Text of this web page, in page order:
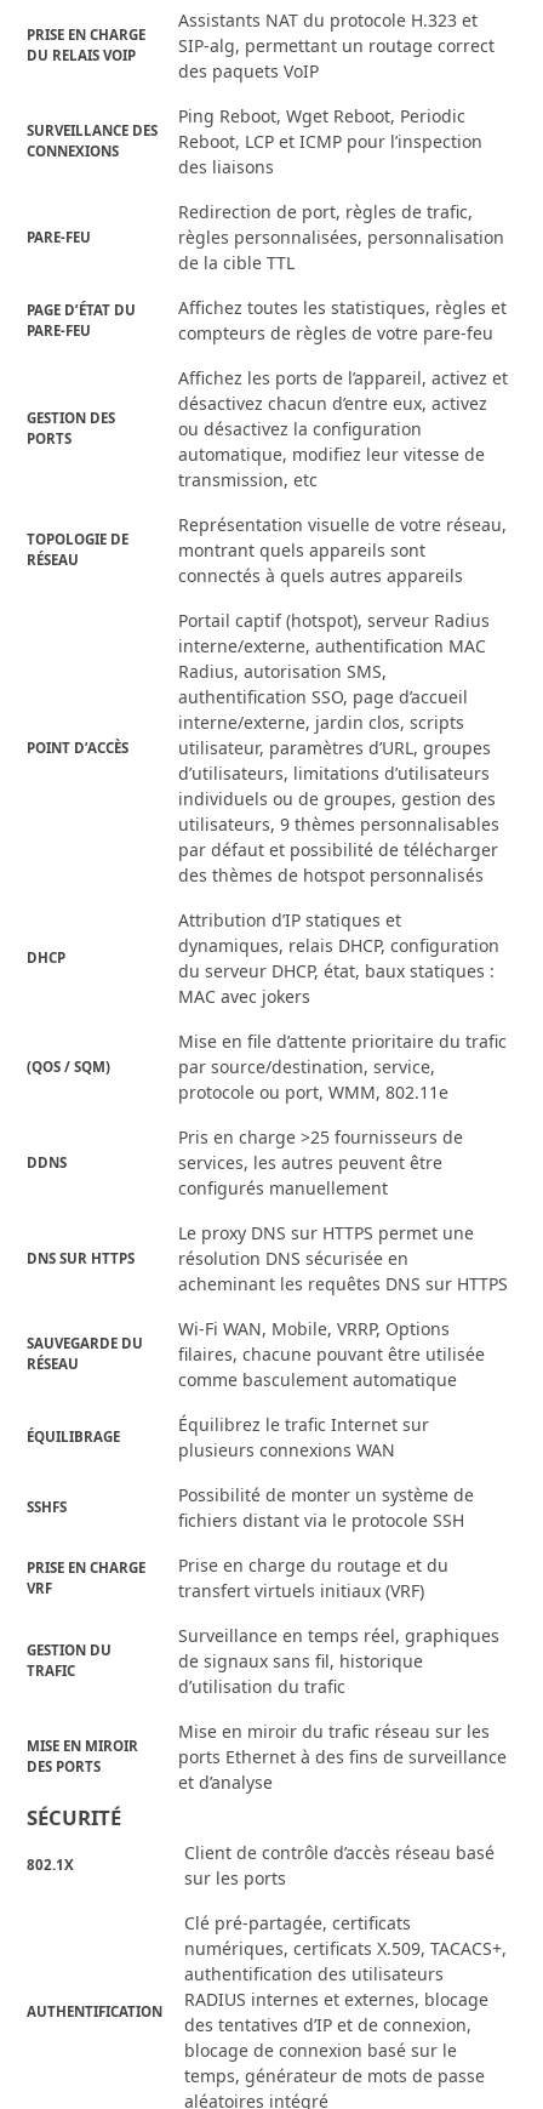
PRISE EN CHARGE
DU RELAIS VOIP
Assistants NAT du protocole H.323 et
SIP-alg, permettant un routage correct
des paquets VoIP
SURVEILLANCE DES
CONNEXIONS
Ping Reboot, Wget Reboot, Periodic
Reboot, LCP et ICMP pour l’inspection
des liaisons
PARE-FEU
Redirection de port, règles de trafic,
règles personnalisées, personnalisation
de la cible TTL
PAGE D’ÉTAT DU
PARE-FEU
Affichez toutes les statistiques, règles et
compteurs de règles de votre pare-feu
GESTION DES
PORTS
Affichez les ports de l’appareil, activez et
désactivez chacun d’entre eux, activez
ou désactivez la configuration
automatique, modifiez leur vitesse de
transmission, etc
TOPOLOGIE DE
RÉSEAU
Représentation visuelle de votre réseau,
montrant quels appareils sont
connectés à quels autres appareils
POINT D’ACCÈS
Portail captif (hotspot), serveur Radius
interne/externe, authentification MAC
Radius, autorisation SMS,
authentification SSO, page d’accueil
interne/externe, jardin clos, scripts
utilisateur, paramètres d’URL, groupes
d’utilisateurs, limitations d’utilisateurs
individuels ou de groupes, gestion des
utilisateurs, 9 thèmes personnalisables
par défaut et possibilité de télécharger
des thèmes de hotspot personnalisés
DHCP
Attribution d’IP statiques et
dynamiques, relais DHCP, configuration
du serveur DHCP, état, baux statiques :
MAC avec jokers
(QOS / SQM)
Mise en file d’attente prioritaire du trafic
par source/destination, service,
protocole ou port, WMM, 802.11e
DDNS
Pris en charge >25 fournisseurs de
services, les autres peuvent être
configurés manuellement
DNS SUR HTTPS
Le proxy DNS sur HTTPS permet une
résolution DNS sécurisée en
acheminant les requêtes DNS sur HTTPS
SAUVEGARDE DU
RÉSEAU
Wi-Fi WAN, Mobile, VRRP, Options
filaires, chacune pouvant être utilisée
comme basculement automatique
ÉQUILIBRAGE
Équilibrez le trafic Internet sur
plusieurs connexions WAN
SSHFS
Possibilité de monter un système de
fichiers distant via le protocole SSH
PRISE EN CHARGE
VRF
Prise en charge du routage et du
transfert virtuels initiaux (VRF)
GESTION DU
TRAFIC
Surveillance en temps réel, graphiques
de signaux sans fil, historique
d’utilisation du trafic
MISE EN MIROIR
DES PORTS
Mise en miroir du trafic réseau sur les
ports Ethernet à des fins de surveillance
et d’analyse
SÉCURITÉ
802.1X
Client de contrôle d’accès réseau basé
sur les ports
AUTHENTIFICATION
Clé pré-partagée, certificats
numériques, certificats X.509, TACACS+,
authentification des utilisateurs
RADIUS internes et externes, blocage
des tentatives d’IP et de connexion,
blocage de connexion basé sur le
temps, générateur de mots de passe
aléatoires intégré